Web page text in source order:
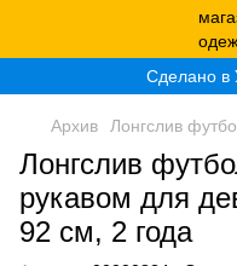
Сделано в
Архив Лонгслив
Лонгслив
рукавом для
92 см, 2 года